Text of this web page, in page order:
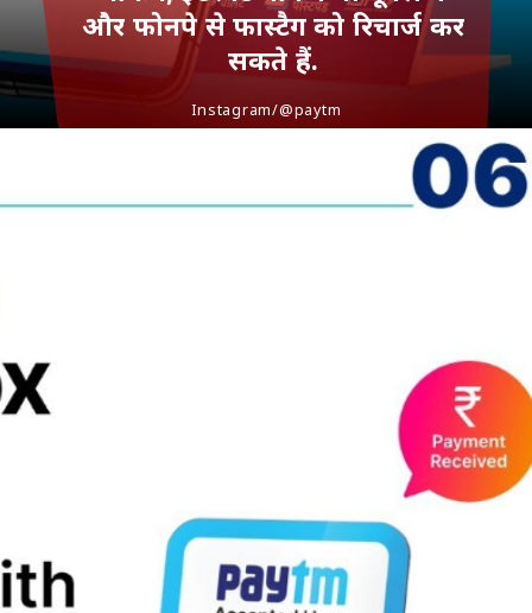
और फोनपे से फास्टैग को रिचार्ज कर
सकते हैं.
Instagram/@paytm